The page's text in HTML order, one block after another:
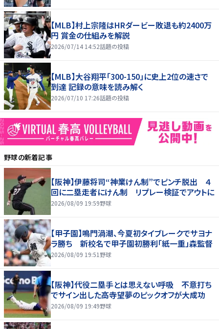
【MLB】村上宗隆はHRダービー敗退も約2400万
円 賞金の仕組みを解説
2026/07/14 14:52話題の投稿
【MLB】大谷翔平「300-150」に史上2位の速さで
到達 記録の意味を読み解く
2026/07/10 17:26話題の投稿
野球の新着記事
【阪神】伊藤将司“神業けん制”でピンチ脱出 ４
回に二塁走者にけん制 リプレー検証でアウトに
2026/08/09 19:59野球
【甲子園】鳴門渦潮、今夏初タイブレークでサヨナ
ラ勝ち 新校名で甲子園初勝利「紙一重」森監督
2026/08/09 19:51 野球
【阪神】代役二塁手とは思えない呼吸 不意打ち
でサイン出した高寺望夢のピックオフが大成功
2026/08/09 19:49野球